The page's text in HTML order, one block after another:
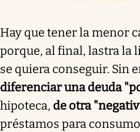
Hay que tener la menor
porque, al final, lastra la
se quiera conseguir. Sin
diferenciar una deuda
hipoteca, de otra
préstamos para